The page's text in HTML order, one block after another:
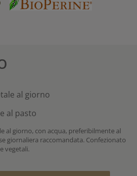
al giorno
al pasto
al giorno, con acqua, preferibilmente al
giornaliera raccomandata. Confezionato
vegetali.